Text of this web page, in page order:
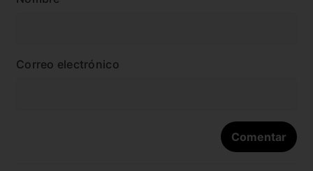
Correo electrónico